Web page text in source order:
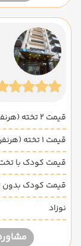
قیمت 2 تخته (هرنفر)
قیمت 1 تخته (هرنفر)
قیمت کودک با
قیمت کودک بدون
نوزاد